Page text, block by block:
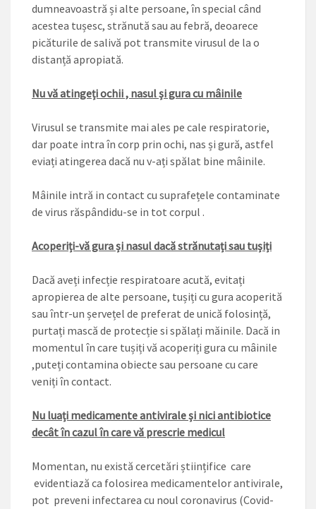
dumneavoastră și alte persoane, în special când
acestea tușesc, strănută sau au febră, deoarece
picăturile de salivă pot transmite virusul de la o
distanță apropiată.
Nu vă atingeți ochii , nasul și gura cu mâinile
Virusul se transmite mai ales pe cale respiratorie,
dar poate intra în corp prin ochi, nas și gură, astfel
eviați atingerea dacă nu v-ați spălat bine mâinile.
Mâinile intră in contact cu suprafețele contaminate
de virus răspândidu-se in tot corpul .
Acoperiți-vă gura și nasul dacă strănutați sau tușiți
Dacă aveți infecție respiratoare acută, evitați
apropierea de alte persoane, tușiți cu gura acoperită
sau într-un șervețel de preferat de unică folosință,
purtați mască de protecție si spălați măinile. Dacă in
momentul în care tușiți vă acoperiți gura cu mâinile
,puteți contamina obiecte sau persoane cu care
veniți în contact.
Nu luați medicamente antivirale și nici antibiotice
decât în cazul în care vă prescrie medicul
Momentan, nu există cercetări științifice care
evidentiază ca folosirea medicamentelor antivirale,
pot preveni infectarea cu noul coronavirus (Covid-